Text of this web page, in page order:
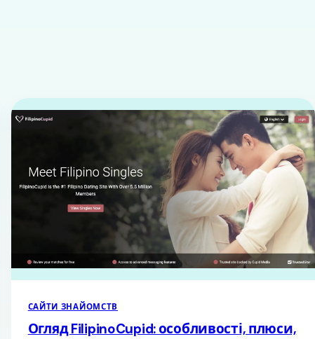
САЙТИ ЗНАЙОМСТВ
Огляд FilipinoCupid: особливості, плюси,